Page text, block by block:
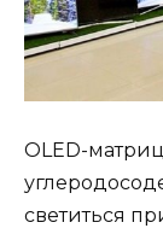
OLED-
светиться